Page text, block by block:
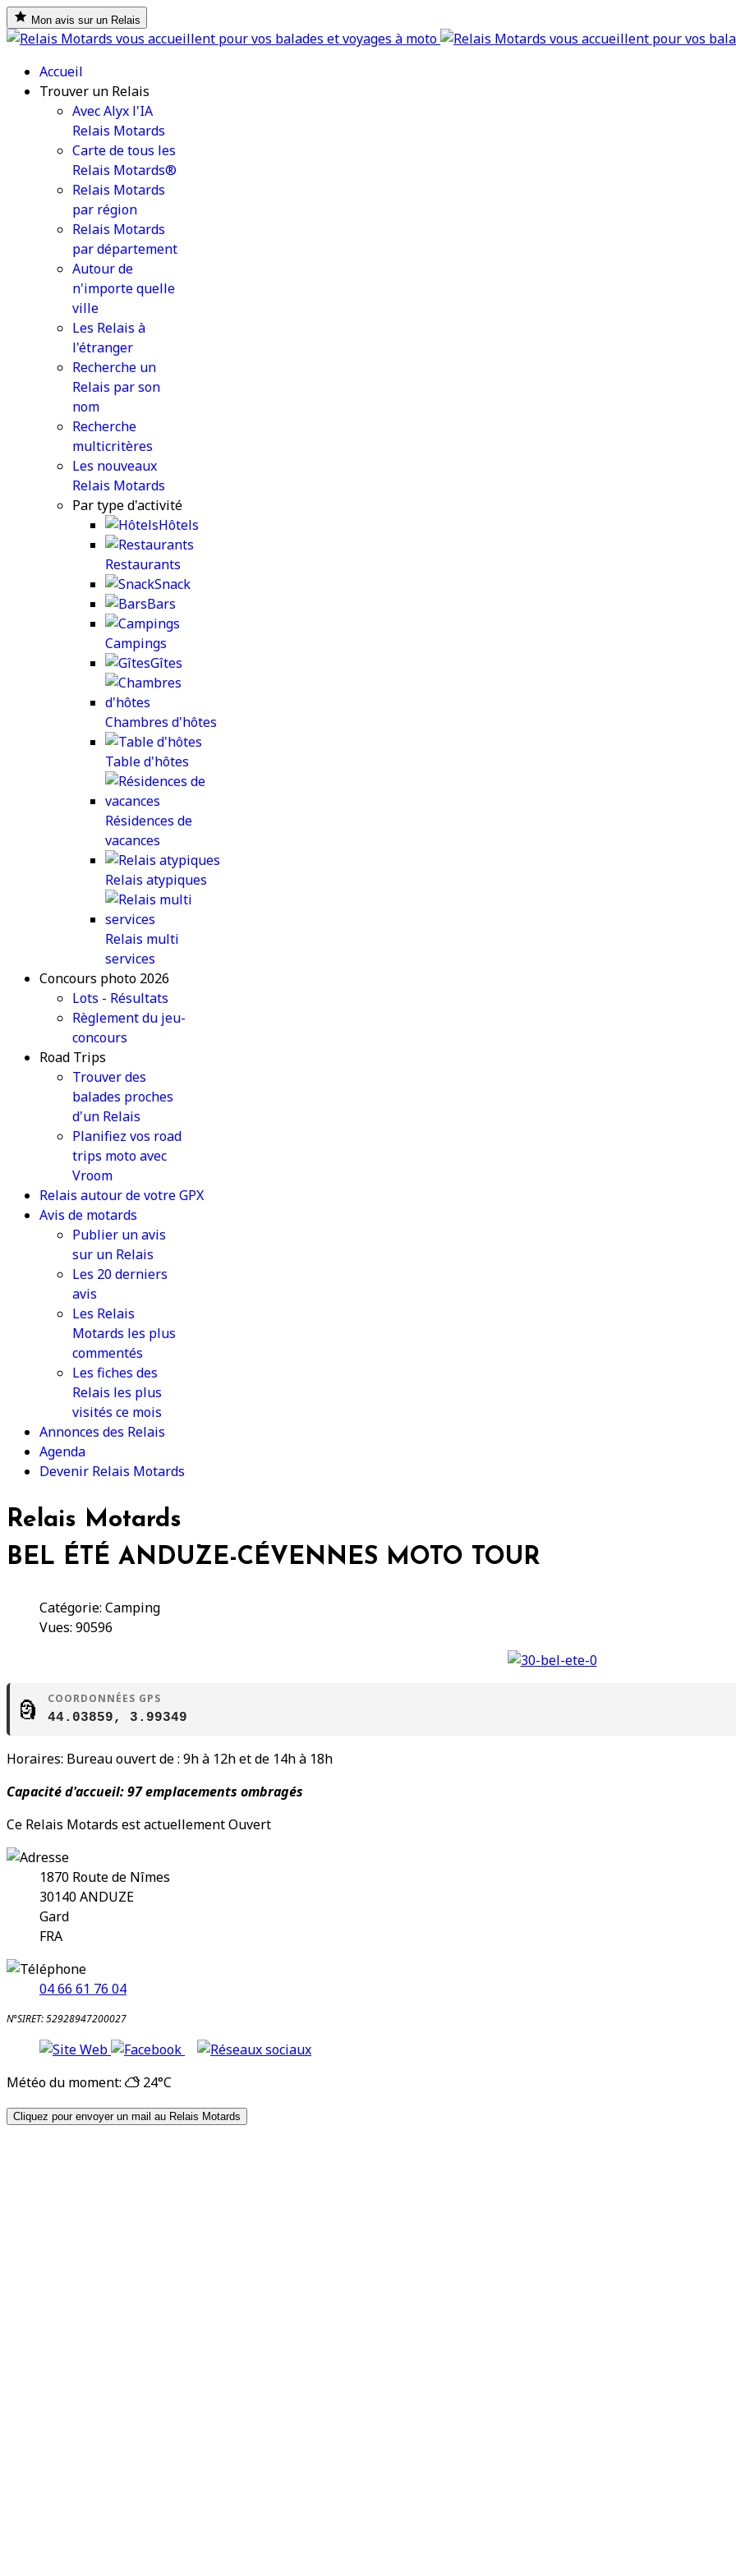
Mon avis sur un Relais
Accueil
Trouver un Relais
Avec Alyx l'IA
Relais Motards
Carte de tous les
Relais Motards®
Relais Motards
par région
Relais Motards
par département
Autour de
n'importe quelle
ville
Les Relais à
l'étranger
Recherche un
Relais par son
nom
Recherche
multicritères
Les nouveaux
Relais Motards
Par type d'activité
Hôtels
Restaurants
Snack
Bars
Campings
Gîtes
Chambres d'hôtes
Table d'hôtes
Résidences de
vacances
Relais atypiques
Relais multi
services
Concours photo 2026
Lots - Résultats
Règlement du jeu-
concours
Road Trips
Trouver des
balades proches
d'un Relais
Planifiez vos road
trips moto avec
Vroom
Relais autour de votre GPX
Avis de motards
Publier un avis
sur un Relais
Les 20 derniers
avis
Les Relais
Motards les plus
commentés
Les fiches des
Relais les plus
visités ce mois
Annonces des Relais
Agenda
Devenir Relais Motards
Relais Motards
BEL ÉTÉ ANDUZE-CÉVENNES MOTO TOUR
Catégorie: Camping
Vues: 90596
🗿 COORDONNÉES GPS
44.03859, 3.99349
Horaires: Bureau ouvert de : 9h à 12h et de 14h à 18h
Capacité d'accueil: 97 emplacements ombragés
Ce Relais Motards est actuellement Ouvert
1870 Route de Nîmes
30140ANDUZE
Gard
FRA
04 66 61 76 04
N°SIRET: 52928947200027
Météo du moment: 24°C
Cliquez pour envoyer un mail au Relais Motards